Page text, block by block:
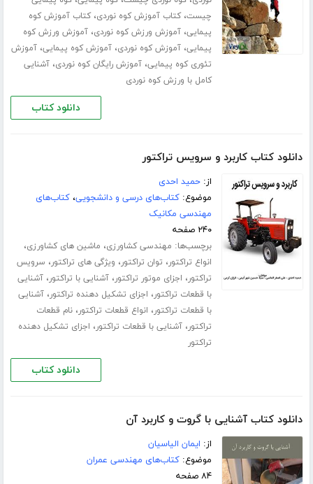
چیست،کتاب آموزش کوه نوردی،کتاب آموزش کوه
پیمایی،آموزش ورزش کوه نوردی،آموزش ورزش کوه
پیمایی،آموزش کوه نوردی،آموزش کوه پیمایی،آموزش
تئوری کوه پیمایی،آموزش رایگان کوه نوردی،آشنایی
کامل با ورزش کوه نوردی
دانلود کتاب
دانلود کتاب کاربرد و سرویس تراکتور
از:حمید احدی
موضوع:کتاب‌های درسی و دانشجویی،کتاب‌های
مهندسی مکانیک
۲۴۰ صفحه
برچسب‌ها: مهندسی کشاورزی، ماشین های کشاورزی،
انواع تراکتور، توان تراکتور، ویژگی های تراکتور، سرویس
تراکتور، اجزای موتور تراکتور،آشنایی با تراکتور،آشنایی
با قطعات تراکتور، اجزای تشکیل دهنده تراکتور،آشنایی
با قطعات تراکتور، انواع قطعات تراکتور،نام قطعات
تراکتور،آشنایی با قطعات تراکتور، اجزای تشکیل دهنده
تراکتور
دانلود کتاب
دانلود کتاب آشنایی با گروت و کاربرد آن
از: ایمان الیاسیان
موضوع:کتاب‌های مهندسی عمران
۸۴ صفحه